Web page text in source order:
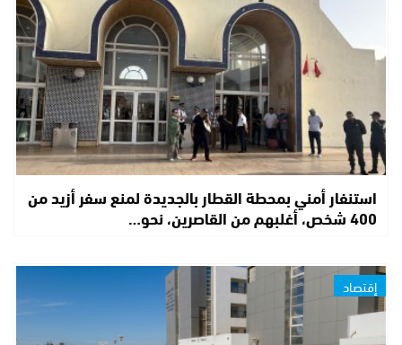
استنفار أمني بمحطة القطار بالجديدة لمنع سفر أزيد من
400 شخص، أغلبهم من القاصرين، نحو…
إقتصاد